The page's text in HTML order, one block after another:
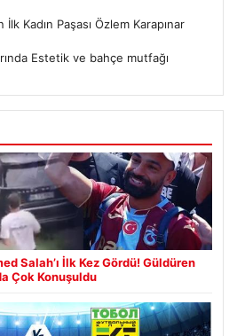
Kadın Paşası Özlem Karapınar
Estetik ve bahçe mutfağı
Salah’ı İlk Kez Gördü! Güldüren
Çok Konuşuldu